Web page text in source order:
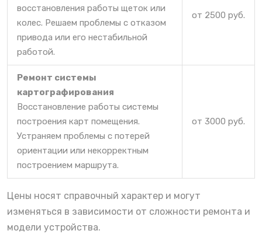
восстановления работы щеток или
колес. Решаем проблемы с отказом
привода или его нестабильной
работой.
от 2500 руб.
Ремонт системы
картографирования
Восстановление работы системы
построения карт помещения.
Устраняем проблемы с потерей
ориентации или некорректным
построением маршрута.
от 3000 руб.
Цены носят справочный характер и могут
изменяться в зависимости от сложности ремонта и
модели устройства.